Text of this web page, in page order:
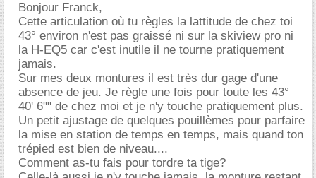
Bonjour Franck,
Cette articulation où tu règles la lattitude de chez toi
43° environ n'est pas graissé ni sur la skiview pro ni
la H-EQ5 car c'est inutile il ne tourne pratiquement
jamais.
Sur mes deux montures il est très dur gage d'une
absence de jeu. Je règle une fois pour toute les 43°
40' 6"" de chez moi et je n'y touche pratiquement plus.
Un petit ajustage de quelques pouillèmes pour parfaire
la mise en station de temps en temps, mais quand ton
trépied est bien de niveau....
Comment as-tu fais pour tordre ta tige?